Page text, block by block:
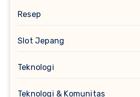
Resep
Slot Jepang
Teknologi
Teknologi & Komunitas